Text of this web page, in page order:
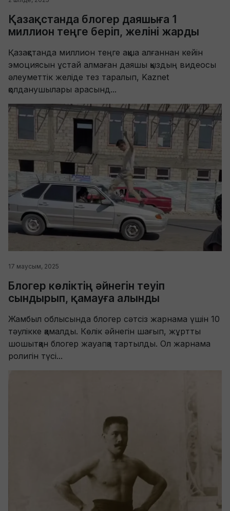
Қазақстанда блогер даяшыға 1
миллион теңге беріп, желіні жарды
Қазақстанда миллион теңге ақша алғаннан кейін
эмоциясын ұстай алмаған даяшы қыздың видеосы
әлеуметтік желіде тез таралып, Kaznet
қолданушылары арасынд...
17 маусым, 2025
Блогер көліктің әйнегін теуіп
сындырып, қамауға алынды
Жамбыл облысында блогер сәтсіз жарнама үшін 10
тәулікке қамалды. Көлік әйнегін шағып, жұртты
шошытқан блогер жауапқа тартылды. Ол жарнама
ролигін түсі...